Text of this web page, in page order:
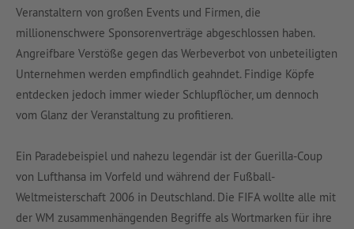
Veranstaltern von großen Events und Firmen, die
millionenschwere Sponsorenverträge abgeschlossen haben.
Angreifbare Verstöße gegen das Werbeverbot von unbeteiligten
Unternehmen werden empfindlich geahndet. Findige Köpfe
entdecken jedoch immer wieder Schlupflöcher, um dennoch
vom Glanz der Veranstaltung zu profitieren.
Ein Paradebeispiel und nahezu legendär ist der Guerilla-Coup
von Lufthansa im Vorfeld und während der Fußball-
Weltmeisterschaft 2006 in Deutschland. Die FIFA wollte alle mit
der WM zusammenhängenden Begriffe als Wortmarken für ihre